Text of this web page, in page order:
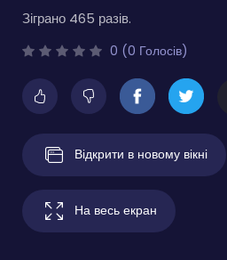
Зіграно 465 разів.
0 (0 Голосів)
Відкрити в новому вікні
На весь екран